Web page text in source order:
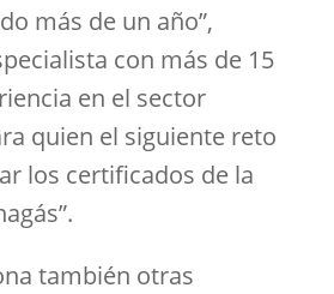
más de un año”,
con más de 15
en el sector
quien el siguiente reto
los certificados de la
también otras